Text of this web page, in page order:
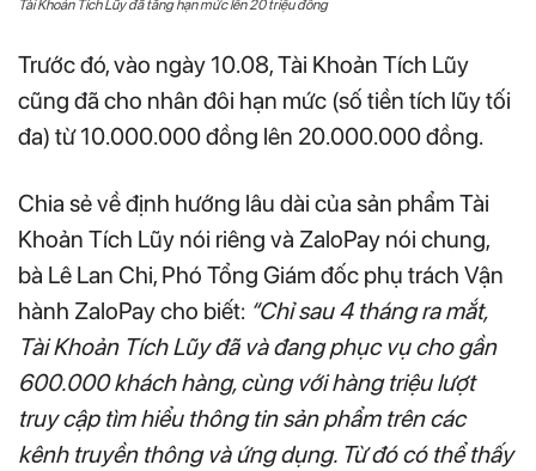
Tài Khoản Tích Lũy đã tăng hạn mức lên 20 triệu đồng
Trước đó, vào ngày 10.08, Tài Khoản Tích Lũy
cũng đã cho nhân đôi hạn mức (số tiền tích lũy tối
đa) từ 10.000.000 đồng lên 20.000.000 đồng.
Chia sẻ về định hướng lâu dài của sản phẩm Tài
Khoản Tích Lũy nói riêng và ZaloPay nói chung,
bà Lê Lan Chi, Phó Tổng Giám đốc phụ trách Vận
hành ZaloPay cho biết: “Chỉ sau 4 tháng ra mắt,
Tài Khoản Tích Lũy đã và đang phục vụ cho gần
600.000 khách hàng, cùng với hàng triệu lượt
truy cập tìm hiểu thông tin sản phẩm trên các
kênh truyền thông và ứng dụng. Từ đó có thể thấy